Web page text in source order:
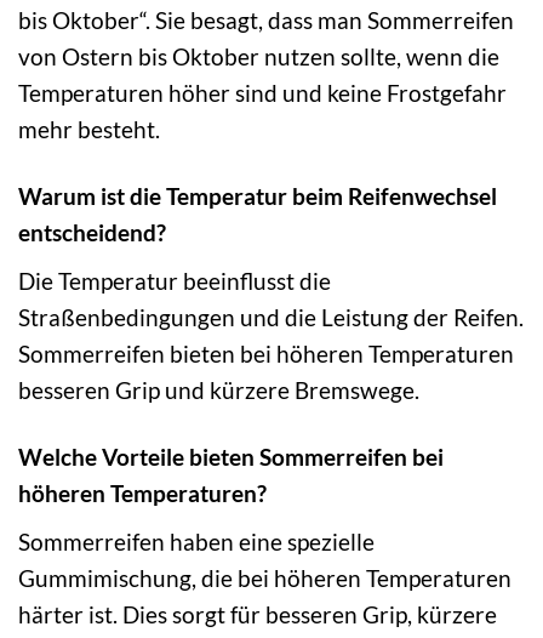
bis Oktober“. Sie besagt, dass man Sommerreifen
von Ostern bis Oktober nutzen sollte, wenn die
Temperaturen höher sind und keine Frostgefahr
mehr besteht.
Warum ist die Temperatur beim Reifenwechsel
entscheidend?
Die Temperatur beeinflusst die
Straßenbedingungen und die Leistung der Reifen.
Sommerreifen bieten bei höheren Temperaturen
besseren Grip und kürzere Bremswege.
Welche Vorteile bieten Sommerreifen bei
höheren Temperaturen?
Sommerreifen haben eine spezielle
Gummimischung, die bei höheren Temperaturen
härter ist. Dies sorgt für besseren Grip, kürzere